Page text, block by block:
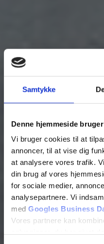
Samtykke
Denne hjemmeside
Vi bruger cookies til at
annoncer, til at vise dig
at analysere vores trafik.
din brug af vores
for sociale medier,
analysepartnere. Vi
med Googles Business
Vores partnere kan
Amstrup
Vi skaber tryghed i
70 260 265